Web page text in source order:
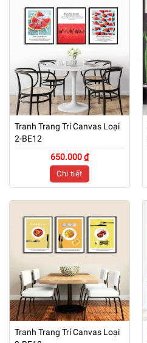
Tranh Trang Trí Canvas Loại
2-BE12
650.000 ₫
Chi tiết
Tranh Trang Trí Canvas Loại